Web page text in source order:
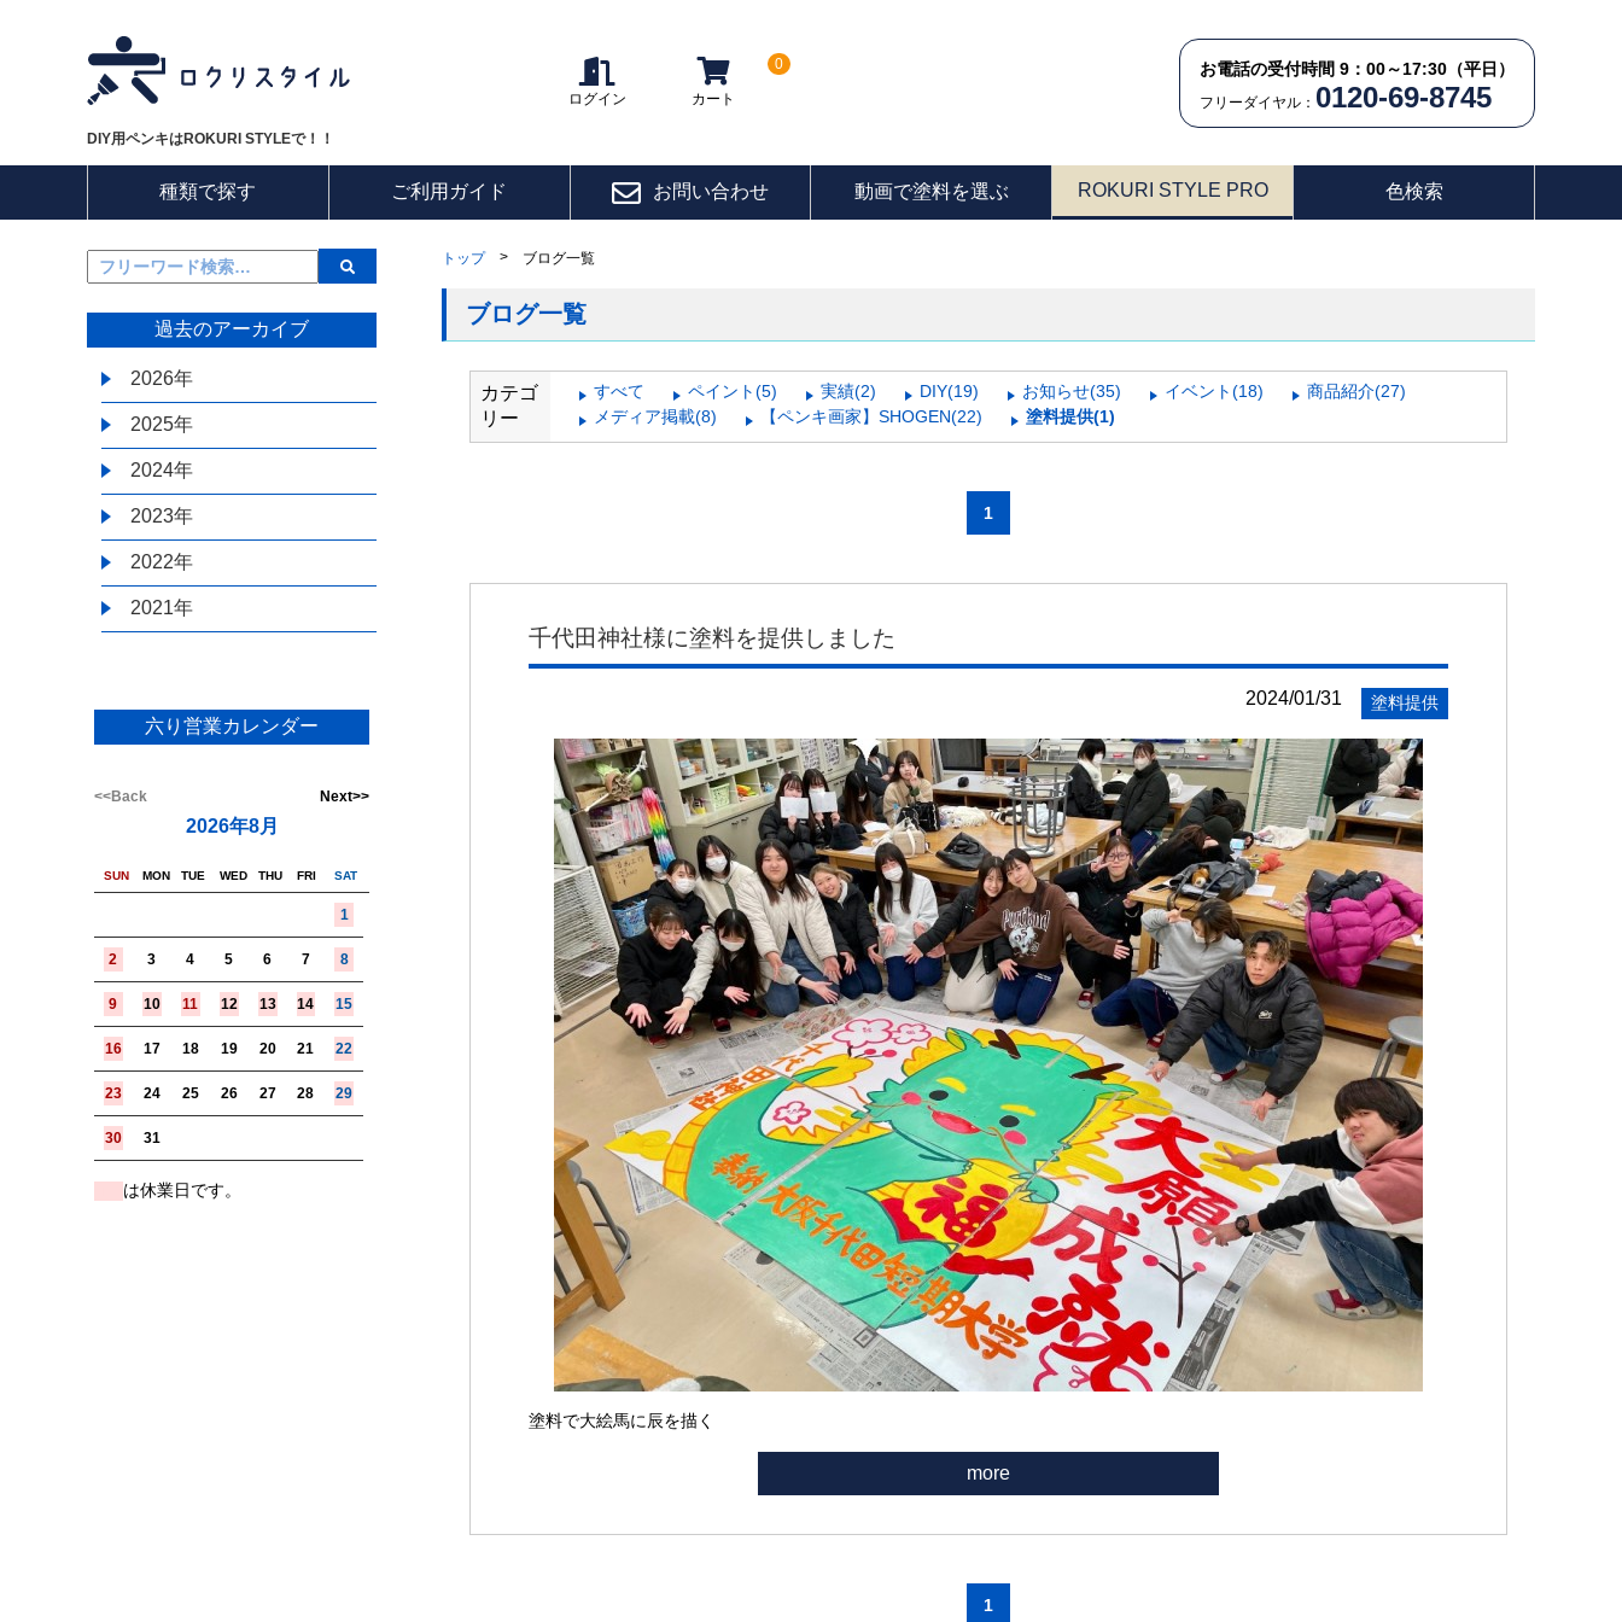
DIY用ペンキはROKURI STYLEで！！
ログイン カート
0 お電話の受付時間 9：00～17:30（平日）
フリーダイヤル： 0120-69-8745
種類で探す ご利用ガイド お問い合わせ 動画で塗料を選ぶ ROKURI STYLE PRO 色検索
過去のアーカイブ
2026年
2025年
2024年
2023年
2022年
2021年
六り営業カレンダー
<<Back Next>>
2026年8月
SUN MON TUE WED THU FRI SAT
1
2 3 4 5 6 7 8
9 10 11 12 13 14 15
16 17 18 19 20 21 22
23 24 25 26 27 28 29
30 31
は休業日です。
トップ > ブログ一覧
ブログ一覧
カテゴ
リー
すべて ペイント(5) 実績(2) DIY(19) お知らせ(35) イベント(18)
商品紹介(27)
メディア掲載(8)
【ペンキ画家】SHOGEN(22) 塗料提供(1)
1
千代田神社様に塗料を提供しました
2024/01/31 塗料提供
塗料で大絵馬に辰を描く
more
1